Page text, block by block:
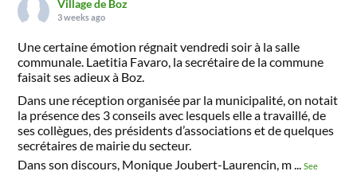
Village de Boz
3 weeks ago
Une certaine émotion régnait vendredi soir à la salle
communale. Laetitia Favaro, la secrétaire de la commune
faisait ses adieux à Boz.
Dans une réception organisée par la municipalité, on notait
la présence des 3 conseils avec lesquels elle a travaillé, de
ses collègues, des présidents d’associations et de quelques
secrétaires de mairie du secteur.
Dans son discours, Monique Joubert-Laurencin, m...See